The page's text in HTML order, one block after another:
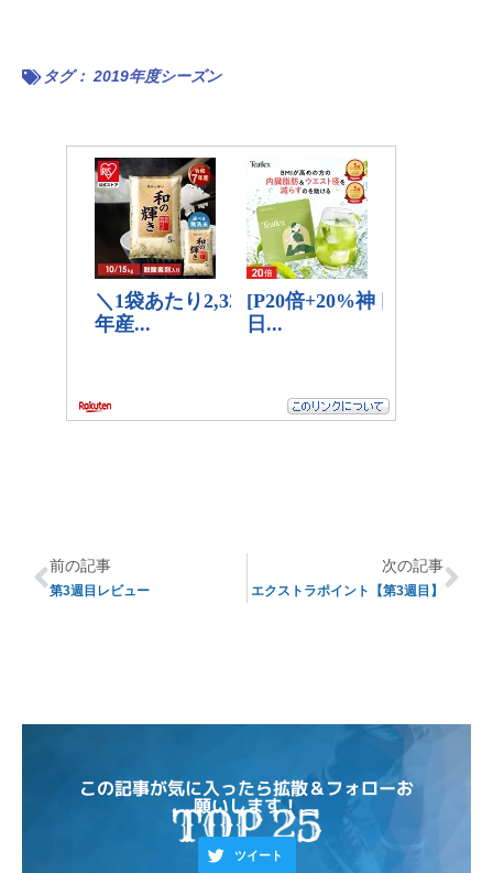
タグ： 2019年度シーズン
前の記事
第3週目レビュー
次の記事
エクストラポイント【第3週目】
この記事が気に入ったら拡散＆フォローお
願いします！
ツイート